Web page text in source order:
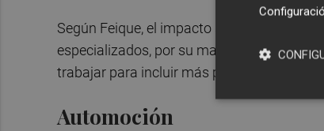
Según Feique, el impacto será más
especializados, por su mayor exposición
trabajar para incluir más productos en el
Automoción